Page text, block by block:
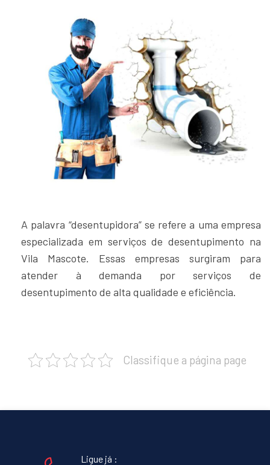
A palavra “desentupidora” se refere a uma empresa
especializada em serviços de desentupimento na
Vila Mascote. Essas empresas surgiram para
atender à demanda por serviços de
desentupimento de alta qualidade e eficiência.
Classifique a página page
Ligue já :